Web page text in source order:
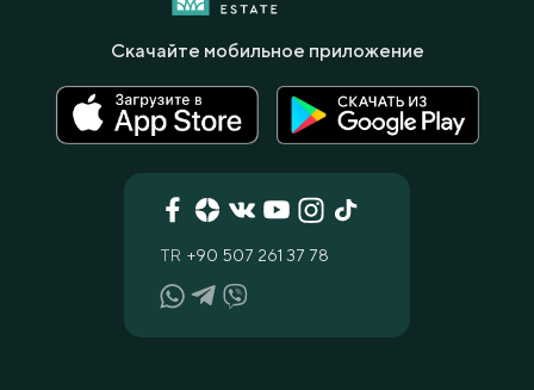
TR +90 507 261 37 78
Скачайте мобильное приложение